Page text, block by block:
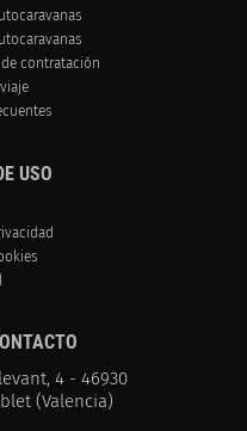
contratación
USO
4 - 46930
(Valencia)